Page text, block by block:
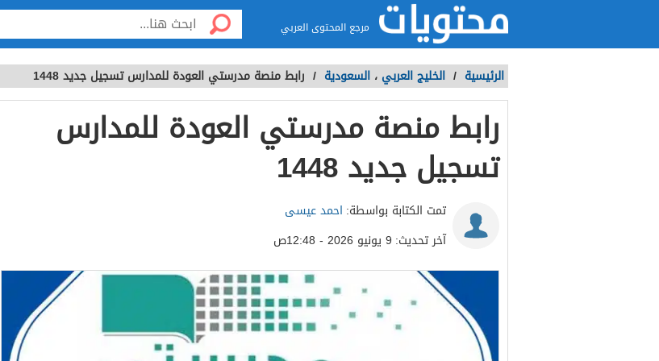
مرجع المحتوى العربي
الرئيسية / الخليج العربي ، السعودية / رابط منصة مدرستي العودة للمدارس تسجيل جديد 1448
رابط منصة مدرستي العودة للمدارس
تسجيل جديد 1448
تمت الكتابة بواسطة: احمد عيسى
آخر تحديث: 9 يونيو 2026 - 12:48ص